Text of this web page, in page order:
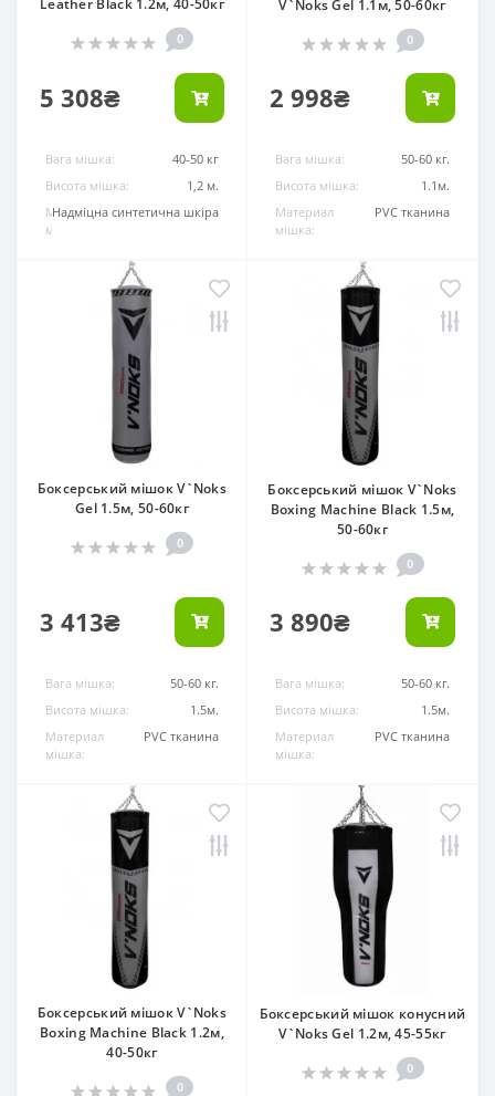
Leather Black 1.2м, 40-50кг
0
5 308₴
Вага мішка:
40-50 кг
Висота мішка:
1,2 м.
Материал
мішка:
Надміцна синтетична шкіра
V`Noks Gel 1.1м, 50-60кг
0
2 998₴
Вага мішка:
50-60 кг.
Висота мішка:
1.1м.
Материал
мішка:
PVC тканина
Боксерський мішок V`Noks
Gel 1.5м, 50-60кг
0
3 413₴
Вага мішка:
50-60 кг.
Висота мішка:
1.5м.
Материал
мішка:
PVC тканина
Боксерський мішок V`Noks
Boxing Machine Black 1.5м,
50-60кг
0
3 890₴
Вага мішка:
50-60 кг.
Висота мішка:
1.5м.
Материал
мішка:
PVC тканина
Боксерський мішок V`Noks
Boxing Machine Black 1.2м,
40-50кг
0
Боксерський мішок конусний
V`Noks Gel 1.2м, 45-55кг
0